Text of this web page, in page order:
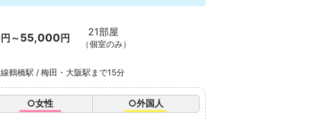
円～55,000円 21部屋
（個室のみ）
鶴橋駅 / 梅田・大阪駅まで15分
○女性
○外国人